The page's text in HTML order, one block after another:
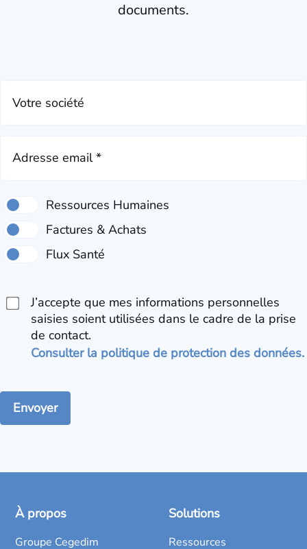
documents.
Votre société
Adresse email *
J’accepte que mes informations personnelles
saisies soient utilisées dans le cadre de la prise
de contact.
Consulter la politique de protection des données.
À propos
Groupe Cegedim
Solutions
Ressources